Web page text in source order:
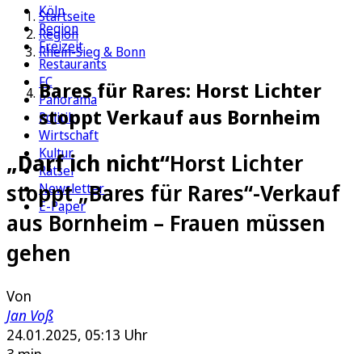
Köln
Region
Freizeit
Restaurants
FC
Panorama
Politik
Wirtschaft
Kultur
Rätsel
Newsletter
E-Paper
Startseite
Region
Rhein-Sieg & Bonn
Bares für Rares: Horst Lichter
stoppt Verkauf aus Bornheim
„Darf ich nicht“Horst Lichter
stoppt „Bares für Rares“-Verkauf
aus Bornheim – Frauen müssen
gehen
Von
Jan Voß
24.01.2025, 05:13 Uhr